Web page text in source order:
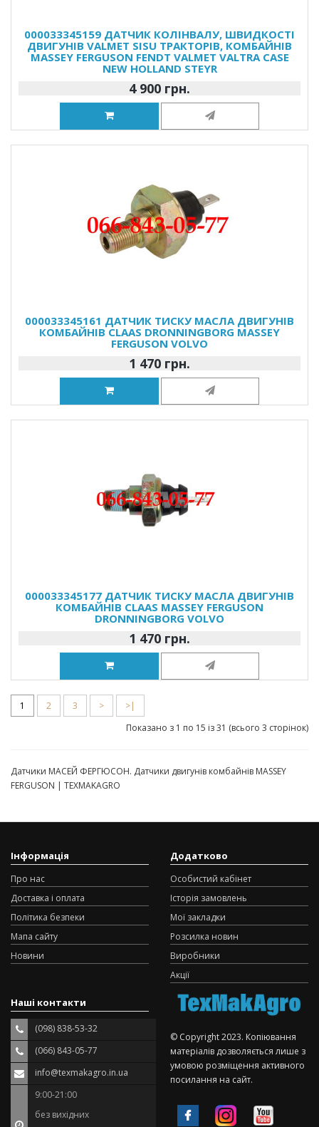
000033345159 ДАТЧИК КОЛІНВАЛУ, ШВИДКОСТІ
ДВИГУНІВ VALMET SISU ТРАКТОРІВ, КОМБАЙНІВ
MASSEY FERGUSON FENDT VALMET VALTRA CASE
NEW HOLLAND STEYR
4 900 грн.
000033345161 ДАТЧИК ТИСКУ МАСЛА ДВИГУНІВ
КОМБАЙНІВ CLAAS DRONNINGBORG MASSEY
FERGUSON VOLVO
1 470 грн.
000033345177 ДАТЧИК ТИСКУ МАСЛА ДВИГУНІВ
КОМБАЙНІВ CLAAS MASSEY FERGUSON
DRONNINGBORG VOLVO
1 470 грн.
1 2 3 >
>|
Показано з 1 по 15 із 31 (всього 3 сторінок)
Датчики МАСЕЙ ФЕРГЮСОН. Датчики двигунів комбайнів MASSEY
FERGUSON | TEXMAKAGRO
Інформація
Про нас
Доставка і оплата
Політика безпеки
Мапа сайту
Новини
Додатково
Особистий кабінет
Історія замовлень
Мої закладки
Розсилка новин
Виробники
Акції
Наші контакти
(098) 838-53-32
(066) 843-05-77
info@texmakagro.in.ua
9:00-21:00
без вихідних
© Copyright 2023. Копіювання
матеріалів дозволяється лише з
умовою розміщення активного
посилання на сайт.